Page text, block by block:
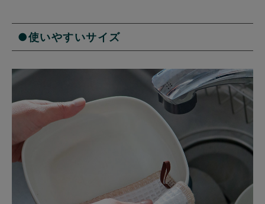
●使いやすいサイズ